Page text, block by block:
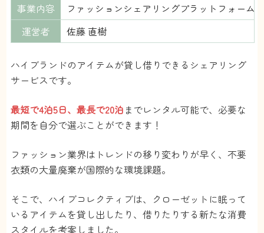
事業内容
ファッションシェアリングプラットフォーム
運営者
佐藤 直樹
ハイブランドのアイテムが貸し借りできるシェアリング
サービスです。
最短で4泊5日、最長で20泊 までレンタル可能で、必要な
期間を自分で選ぶことができます！
ファッション業界はトレンドの移り変わりが早く、不要
衣類の大量廃棄が国際的な環境課題。
そこで、ハイブコレクティブは、クローゼットに眠って
いるアイテムを貸し出したり、借りたりする新たな消費
スタイルを考案しました。